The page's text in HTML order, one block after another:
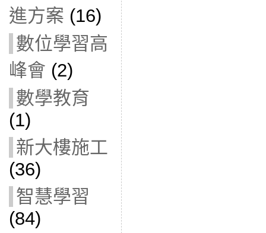
進方案 (16)
數位學習高
峰會 (2)
數學教育
(1)
新大樓施工
(36)
智慧學習
(84)